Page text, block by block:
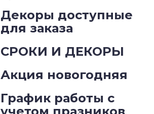
Декоры доступные
для заказа
СРОКИ И ДЕКОРЫ
Акция новогодняя
График работы с